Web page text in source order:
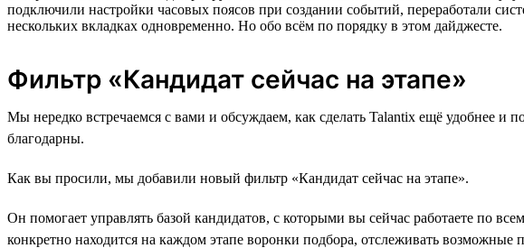
подключили настройки часовых поясов при создании событий, переработали
нескольких вкладках одновременно. Но обо всём по порядку в этом дайджесте.
Фильтр «Кандидат сейчас на этапе»
Мы нередко встречаемся с вами и обсуждаем, как сделать Talantix ещё удобнее и
благодарны.
Как вы просили, мы добавили новый фильтр «Кандидат сейчас на этапе».
Он помогает управлять базой кандидатов, с которыми вы сейчас работаете по
конкретно находится на каждом этапе воронки подбора, отслеживать возможные